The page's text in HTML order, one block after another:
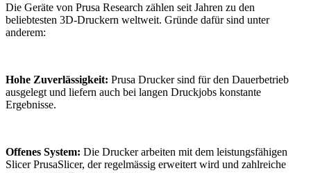
Die Geräte von Prusa Research zählen seit Jahren zu den
beliebtesten 3D-Druckern weltweit. Gründe dafür sind unter
anderem:
Hohe Zuverlässigkeit: Prusa Drucker sind für den Dauerbetrieb
ausgelegt und liefern auch bei langen Druckjobs konstante
Ergebnisse.
Offenes System: Die Drucker arbeiten mit dem leistungsfähigen
Slicer PrusaSlicer, der regelmässig erweitert wird und zahlreiche